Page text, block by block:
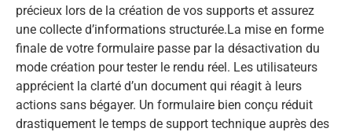
précieux lors de la création de vos supports et assurez
une collecte d’informations structurée.La mise en forme
finale de votre formulaire passe par la désactivation du
mode création pour tester le rendu réel. Les utilisateurs
apprécient la clarté d’un document qui réagit à leurs
actions sans bégayer. Un formulaire bien conçu réduit
drastiquement le temps de support technique auprès des